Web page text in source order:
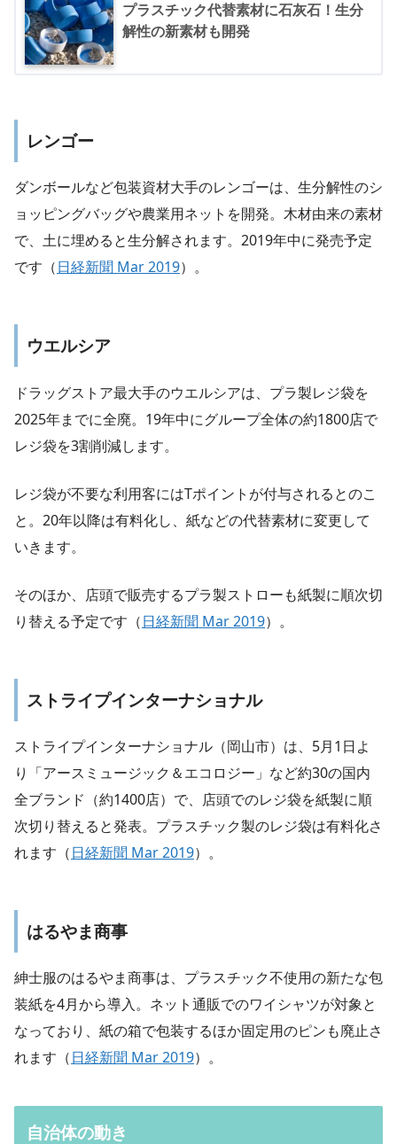
プラスチック代替素材に石灰石！生分
解性の新素材も開発
レンゴー
ダンボールなど包装資材大手のレンゴーは、生分解性のシ
ョッピングバッグや農業用ネットを開発。木材由来の素材
で、土に埋めると生分解されます。2019年中に発売予定
です（日経新聞 Mar 2019）。
ウエルシア
ドラッグストア最大手のウエルシアは、プラ製レジ袋を
2025年までに全廃。19年中にグループ全体の約1800店で
レジ袋を3割削減します。
レジ袋が不要な利用客にはTポイントが付与されるとのこ
と。20年以降は有料化し、紙などの代替素材に変更して
いきます。
そのほか、店頭で販売するプラ製ストローも紙製に順次切
り替える予定です（日経新聞 Mar 2019）。
ストライプインターナショナル
ストライプインターナショナル（岡山市）は、5月1日よ
り「アースミュージック＆エコロジー」など約30の国内
全ブランド（約1400店）で、店頭でのレジ袋を紙製に順
次切り替えると発表。プラスチック製のレジ袋は有料化さ
れます（日経新聞 Mar 2019）。
はるやま商事
紳士服のはるやま商事は、プラスチック不使用の新たな包
装紙を4月から導入。ネット通販でのワイシャツが対象と
なっており、紙の箱で包装するほか固定用のピンも廃止さ
れます（日経新聞 Mar 2019）。
自治体の動き